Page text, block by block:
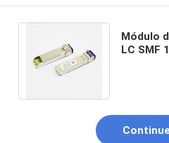
Módulo
LC SMF
Continue